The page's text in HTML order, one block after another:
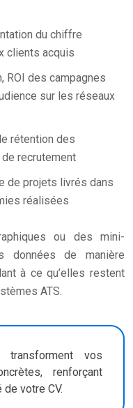
du chiffre
clients acquis
ROI des campagnes
sur les réseaux
rétention des
recrutement
de projets livrés dans
réalisées
ou des mini-
données de manière
à ce qu’elles restent
ATS.
transforment vos
renforçant
votre CV.